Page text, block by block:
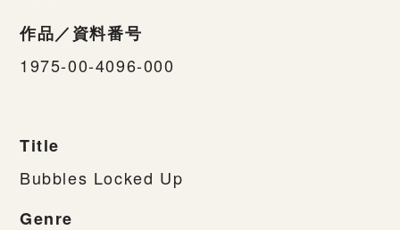
作品／資料番号
1975-00-4096-000
Title
Bubbles Locked Up
Genre